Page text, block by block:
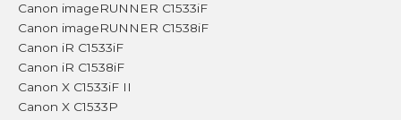
Canon imageRUNNER C1533iF
Canon imageRUNNER C1538iF
Canon iR C1533iF
Canon iR C1538iF
Canon X C1533iF II
Canon X C1533P